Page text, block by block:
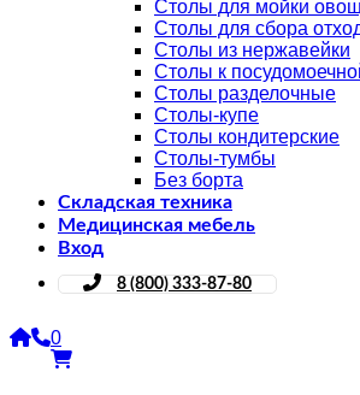
Столы для мойки
Столы для сбора
Столы из нержавейки
Столы к
Столы разделочные
Столы-купе
Столы кондитерские
Столы-тумбы
Без борта
Складская техника
Медицинская мебель
Вход
8 (800) 333-87-80
0